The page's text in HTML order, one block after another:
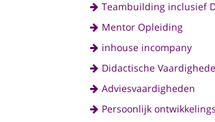
Teambuilding inclusief
Mentor Opleiding
inhouse incompany
Didactische
Adviesvaardigheden
Persoonlijk